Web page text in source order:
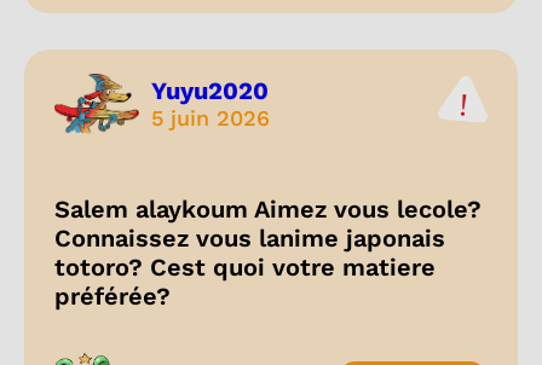
Yuyu2020
5 juin 2026
Salem alaykoum Aimez vous lecole?
Connaissez vous lanime japonais
totoro? Cest quoi votre matiere
préférée?